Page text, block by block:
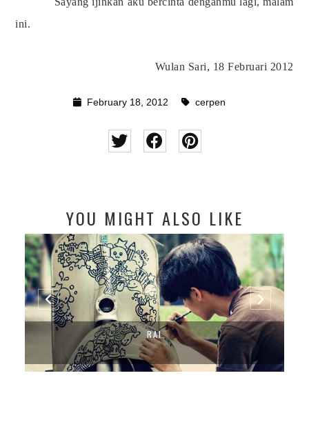
ini.
Wulan Sari, 18 Februari 2012
February 18, 2012 cerpen
YOU MIGHT ALSO LIKE
RAI